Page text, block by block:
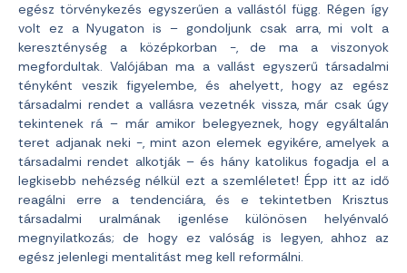
egész törvénykezés egyszerűen a vallástól függ. Régen így
volt ez a Nyugaton is – gondoljunk csak arra, mi volt a
kereszténység a középkorban -, de ma a viszonyok
megfordultak. Valójában ma a vallást egyszerű társadalmi
tényként veszik figyelembe, és ahelyett, hogy az egész
társadalmi rendet a vallásra vezetnék vissza, már csak úgy
tekintenek rá – már amikor belegyeznek, hogy egyáltalán
teret adjanak neki -, mint azon elemek egyikére, amelyek a
társadalmi rendet alkotják – és hány katolikus fogadja el a
legkisebb nehézség nélkül ezt a szemléletet! Épp itt az idő
reagálni erre a tendenciára, és e tekintetben Krisztus
társadalmi uralmának igenlése különösen helyénvaló
megnyilatkozás; de hogy ez valóság is legyen, ahhoz az
egész jelenlegi mentalitást meg kell reformálni.